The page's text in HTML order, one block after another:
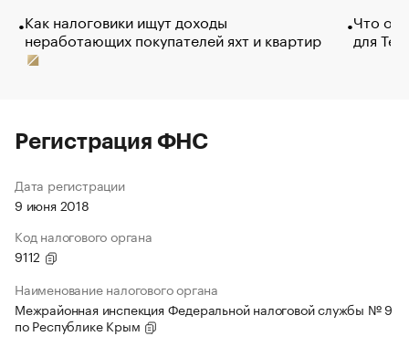
Как налоговики ищут доходы
неработающих покупателей яхт и квартир
Что
для
Регистрация ФНС
Дата регистрации
9 июня 2018
Код налогового органа
9112
Наименование налогового органа
Межрайонная инспекция Федеральной налоговой службы № 9
по Республике Крым